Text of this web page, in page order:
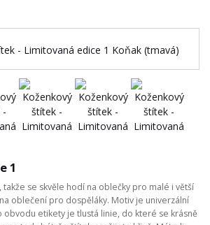
1
takže se skvěle hodí na oblečky pro malé i větší
oblečení pro dospěláky. Motiv je univerzální
obvodu etikety je tlustá linie, do které se krásně